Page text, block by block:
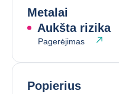
Metalai
Aukšta rizika
Pagerėjimas
Popierius